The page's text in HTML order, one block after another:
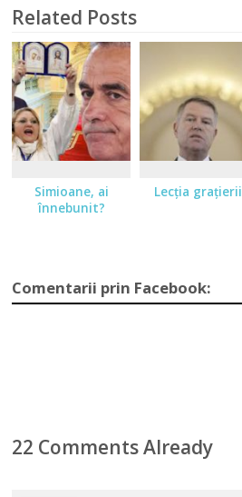
Related Posts
Simioane, ai
înnebunit?
Lecţia graţierii
Comentarii prin Facebook:
22 Comments Already